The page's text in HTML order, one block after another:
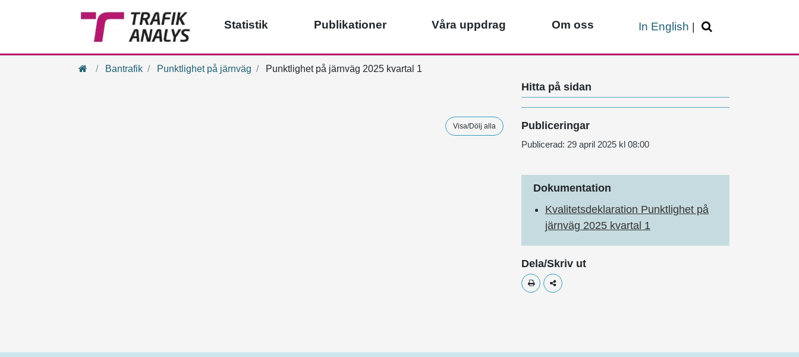
Statistik Publikationer Våra uppdrag Om oss In English
HemBantrafik Punktlighet på järnväg Punktlighet på järnväg 2025 kvartal 1
Visa/Dölj alla
Hitta på sidan
Publiceringar
Publicerad: 29 april 2025 kl 08:00
Dokumentation
Kvalitetsdeklaration Punktlighet på
järnväg 2025 kvartal 1
Dela/Skriv ut
Skriv utDela